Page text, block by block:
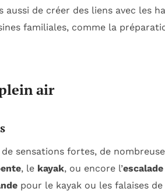
aussi de créer des liens avec les
familiales, comme la
air
sensations fortes, de
, le kayak, ou encore l’escalade
pour le kayak ou les falaises de